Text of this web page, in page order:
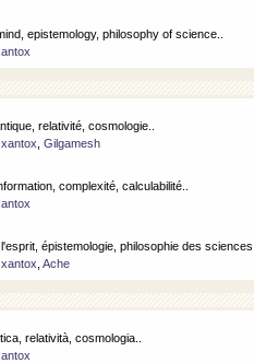
epistemology, philosophy of science..
relativité, cosmologie..
xantox Gilgamesh
complexité, calculabilité..
épistemologie, philosophie des sciences..
xantox Ache
relatività, cosmologia..